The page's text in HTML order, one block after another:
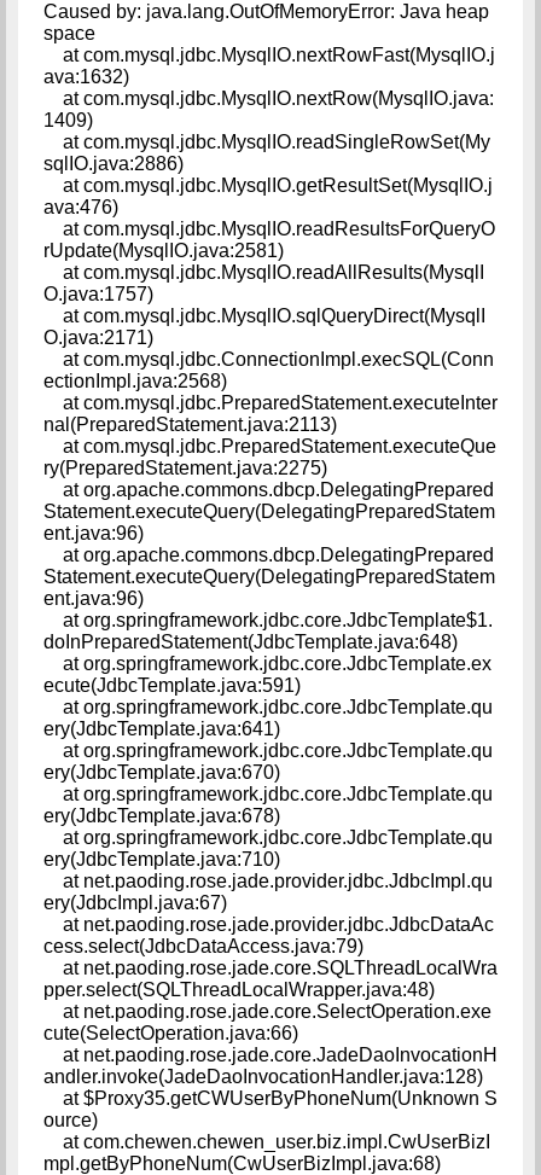
Caused by: java.lang.OutOfMemoryError: Java heap
space
at com.mysql.jdbc.MysqlIO.nextRowFast(MysqlIO.j
ava:1632)
at com.mysql.jdbc.MysqlIO.nextRow(MysqlIO.java:
1409)
at com.mysql.jdbc.MysqlIO.readSingleRowSet(My
sqlIO.java:2886)
at com.mysql.jdbc.MysqlIO.getResultSet(MysqlIO.j
ava:476)
at com.mysql.jdbc.MysqlIO.readResultsForQueryO
rUpdate(MysqlIO.java:2581)
at com.mysql.jdbc.MysqlIO.readAllResults(MysqlI
O.java:1757)
at com.mysql.jdbc.MysqlIO.sqlQueryDirect(MysqlI
O.java:2171)
at com.mysql.jdbc.ConnectionImpl.execSQL(Conn
ectionImpl.java:2568)
at com.mysql.jdbc.PreparedStatement.executeInter
nal(PreparedStatement.java:2113)
at com.mysql.jdbc.PreparedStatement.executeQue
ry(PreparedStatement.java:2275)
at org.apache.commons.dbcp.DelegatingPrepared
Statement.executeQuery(DelegatingPreparedStatem
ent.java:96)
at org.apache.commons.dbcp.DelegatingPrepared
Statement.executeQuery(DelegatingPreparedStatem
ent.java:96)
at org.springframework.jdbc.core.JdbcTemplate$1.
doInPreparedStatement(JdbcTemplate.java:648)
at org.springframework.jdbc.core.JdbcTemplate.ex
ecute(JdbcTemplate.java:591)
at org.springframework.jdbc.core.JdbcTemplate.qu
ery(JdbcTemplate.java:641)
at org.springframework.jdbc.core.JdbcTemplate.qu
ery(JdbcTemplate.java:670)
at org.springframework.jdbc.core.JdbcTemplate.qu
ery(JdbcTemplate.java:678)
at org.springframework.jdbc.core.JdbcTemplate.qu
ery(JdbcTemplate.java:710)
at net.paoding.rose.jade.provider.jdbc.JdbcImpl.qu
ery(JdbcImpl.java:67)
at net.paoding.rose.jade.provider.jdbc.JdbcDataAc
cess.select(JdbcDataAccess.java:79)
at net.paoding.rose.jade.core.SQLThreadLocalWra
pper.select(SQLThreadLocalWrapper.java:48)
at net.paoding.rose.jade.core.SelectOperation.exe
cute(SelectOperation.java:66)
at net.paoding.rose.jade.core.JadeDaoInvocationH
andler.invoke(JadeDaoInvocationHandler.java:128)
at $Proxy35.getCWUserByPhoneNum(Unknown S
ource)
at com.chewen.chewen_user.biz.impl.CwUserBizI
mpl.getByPhoneNum(CwUserBizImpl.java:68)